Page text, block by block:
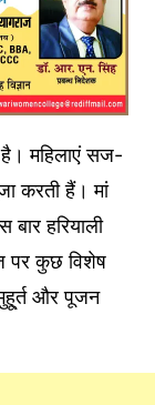
है। महिलाएं सज-
करती हैं। मां
बार हरियाली
पर कुछ विशेष
और पूजन